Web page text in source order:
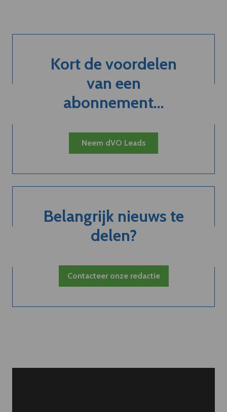
Kort de voordelen
van een
abonnement...
Neem dVO Leads
Belangrijk nieuws te
delen?
Contacteer onze redactie